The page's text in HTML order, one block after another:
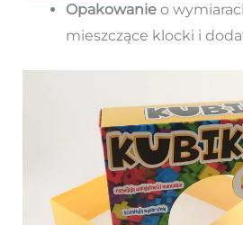
Opakowanie o
mieszczące klocki i